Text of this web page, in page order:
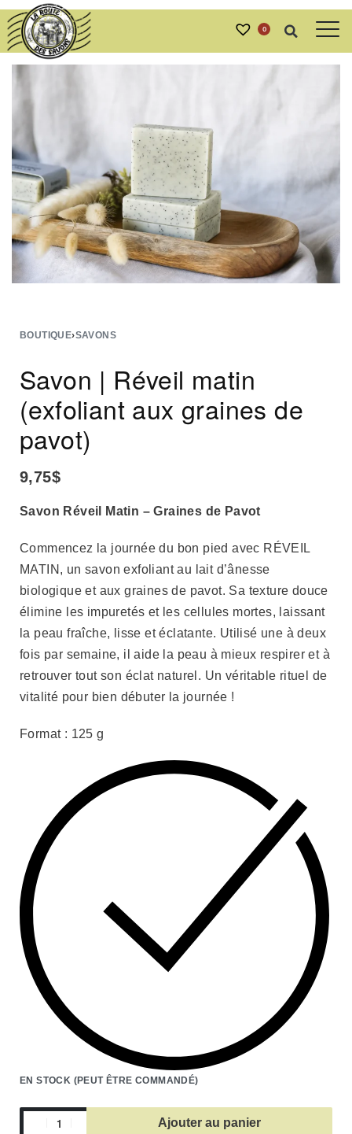
0
BOUTIQUE›SAVONS
Savon | Réveil matin
(exfoliant aux graines de
pavot)
9,75$
Savon Réveil Matin – Graines de Pavot
Commencez la journée du bon pied avec RÉVEIL
MATIN, un savon exfoliant au lait d’ânesse
biologique et aux graines de pavot. Sa texture douce
élimine les impuretés et les cellules mortes, laissant
la peau fraîche, lisse et éclatante. Utilisé une à deux
fois par semaine, il aide la peau à mieux respirer et à
retrouver tout son éclat naturel. Un véritable rituel de
vitalité pour bien débuter la journée !
Format : 125 g
EN STOCK (PEUT ÊTRE COMMANDÉ)
Ajouter au panier